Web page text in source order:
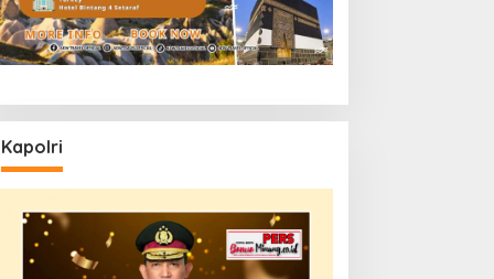
Kapolri